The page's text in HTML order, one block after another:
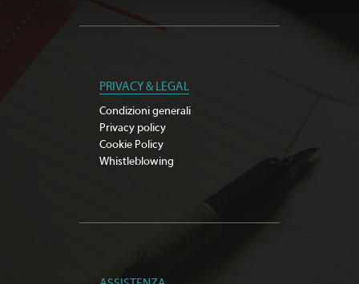
PRIVACY & LEGAL
Condizioni generali
Privacy policy
Cookie Policy
Whistleblowing